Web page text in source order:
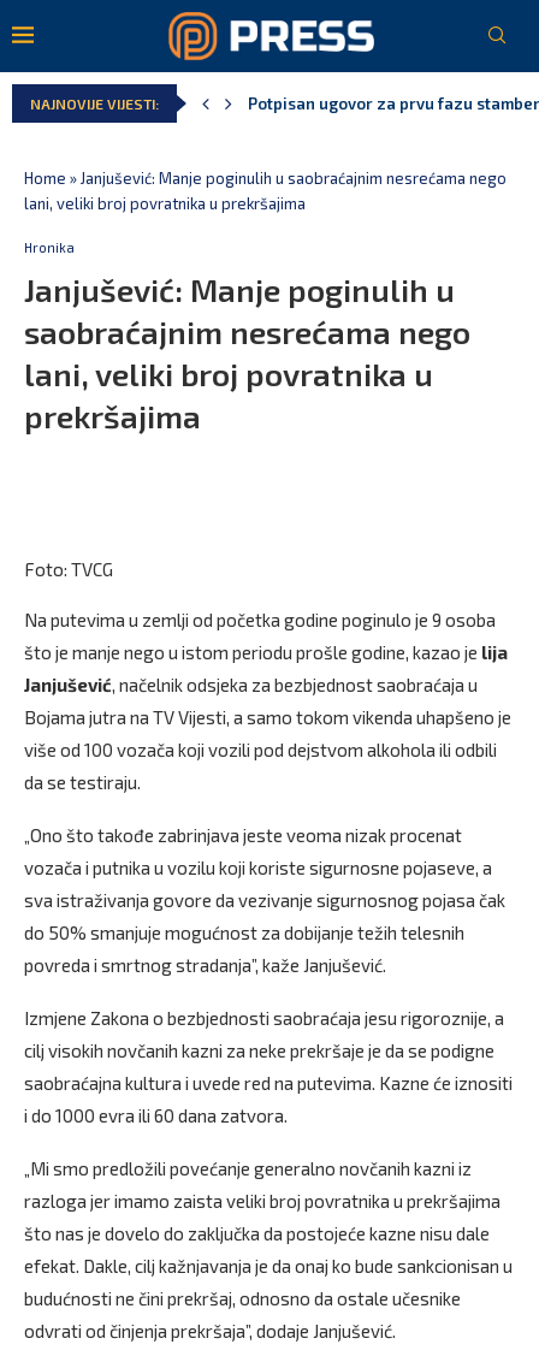
NAJNOVIJE VIJESTI:
Danski političar: Obilazak skupštine
Home » Janjušević: Manje poginulih u saobraćajnim nesrećama nego
lani, veliki broj povratnika u prekršajima
Hronika
Janjušević: Manje poginulih u
saobraćajnim nesrećama nego
lani, veliki broj povratnika u
prekršajima
Foto: TVCG
Na putevima u zemlji od početka godine poginulo je 9 osoba
što je manje nego u istom periodu prošle godine, kazao je lija
Janjušević, načelnik odsjeka za bezbjednost saobraćaja u
Bojama jutra na TV Vijesti, a samo tokom vikenda uhapšeno je
više od 100 vozača koji vozili pod dejstvom alkohola ili odbili
da se testiraju.
„Ono što takođe zabrinjava jeste veoma nizak procenat
vozača i putnika u vozilu koji koriste sigurnosne pojaseve, a
sva istraživanja govore da vezivanje sigurnosnog pojasa čak
do 50% smanjuje mogućnost za dobijanje težih telesnih
povreda i smrtnog stradanja”, kaže Janjušević.
Izmjene Zakona o bezbjednosti saobraćaja jesu rigoroznije, a
cilj visokih novčanih kazni za neke prekršaje je da se podigne
saobraćajna kultura i uvede red na putevima. Kazne će iznositi
i do 1000 evra ili 60 dana zatvora.
„Mi smo predložili povećanje generalno novčanih kazni iz
razloga jer imamo zaista veliki broj povratnika u prekršajima
što nas je dovelo do zaključka da postojeće kazne nisu dale
efekat. Dakle, cilj kažnjavanja je da onaj ko bude sankcionisan u
budućnosti ne čini prekršaj, odnosno da ostale učesnike
odvrati od činjenja prekršaja”, dodaje Janjušević.